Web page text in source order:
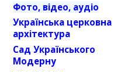
Фото, відео, аудіо
Українська церковна
архітектура
Сад Українського
Модерну